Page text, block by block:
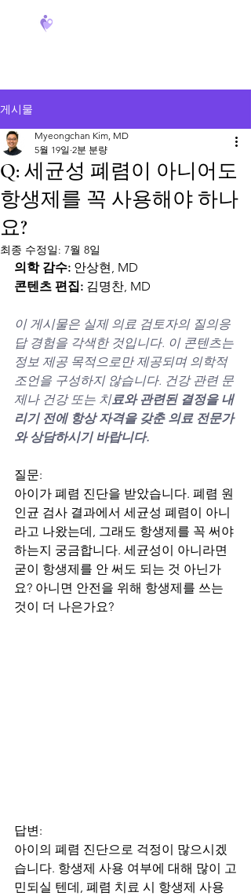
게시물
Q: 세균성 폐렴이 아니어도
항생제를 꼭 사용해야 하나
요?
Myeongchan Kim, MD
5월 19일 2분 분량
최종 수정일: 7월 8일
의학 감수: 안상현, MD
콘텐츠 편집: 김명찬, MD
이 게시물은 실제 의료 검토자의 질의응
답 경험을 각색한 것입니다. 이 콘텐츠는
정보 제공 목적으로만 제공되며 의학적
조언을 구성하지 않습니다. 건강 관련 문
제나 건강 또는 치료와 관련된 결정을 내
리기 전에 항상 자격을 갖춘 의료 전문가
와 상담하시기 바랍니다.
질문:
아이가 폐렴 진단을 받았습니다. 폐렴 원
인균 검사 결과에서 세균성 폐렴이 아니
라고 나왔는데, 그래도 항생제를 꼭 써야
하는지 궁금합니다. 세균성이 아니라면
굳이 항생제를 안 써도 되는 것 아닌가
요? 아니면 안전을 위해 항생제를 쓰는
것이 더 나은가요?
답변:
아이의 폐렴 진단으로 걱정이 많으시겠
습니다. 항생제 사용 여부에 대해 많이 고
민되실 텐데, 폐렴 치료 시 항생제 사용